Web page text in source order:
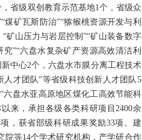
省级双创教育示范基地1个，省级众
矿瓦斯防治”“猕猴桃资源开发与利
矿山压力与岩层控制”“矿山装备数字
”“六盘水复杂矿产资源高效清洁利
中心2个，六盘水市膜分离工程技术
才团队”等省级科技创新人才团队5
六盘水亚高原地区煤化工高效节能科
来，承担各级各类科研项目2400余
，获省部级科研成果奖励33项。建
院等14个学术研究机构，产学研合作